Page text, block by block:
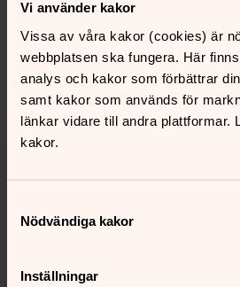
Vi använder kakor
Vissa av våra kakor (cookies) är
webbplatsen ska fungera. Här
analys och kakor som förbättrar
samt kakor som används för
länkar vidare till andra plattformar.
kakor.
Nödvändiga kakor
Inställningar
Synpunkter eller frågor
innehåll?
Dela
Tillbaka till toppen
Tillbaka till innehållet